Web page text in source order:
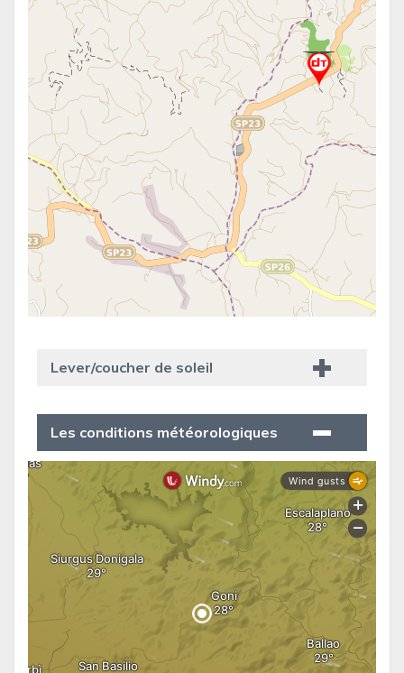
Lever/coucher de soleil
Les conditions météorologiques